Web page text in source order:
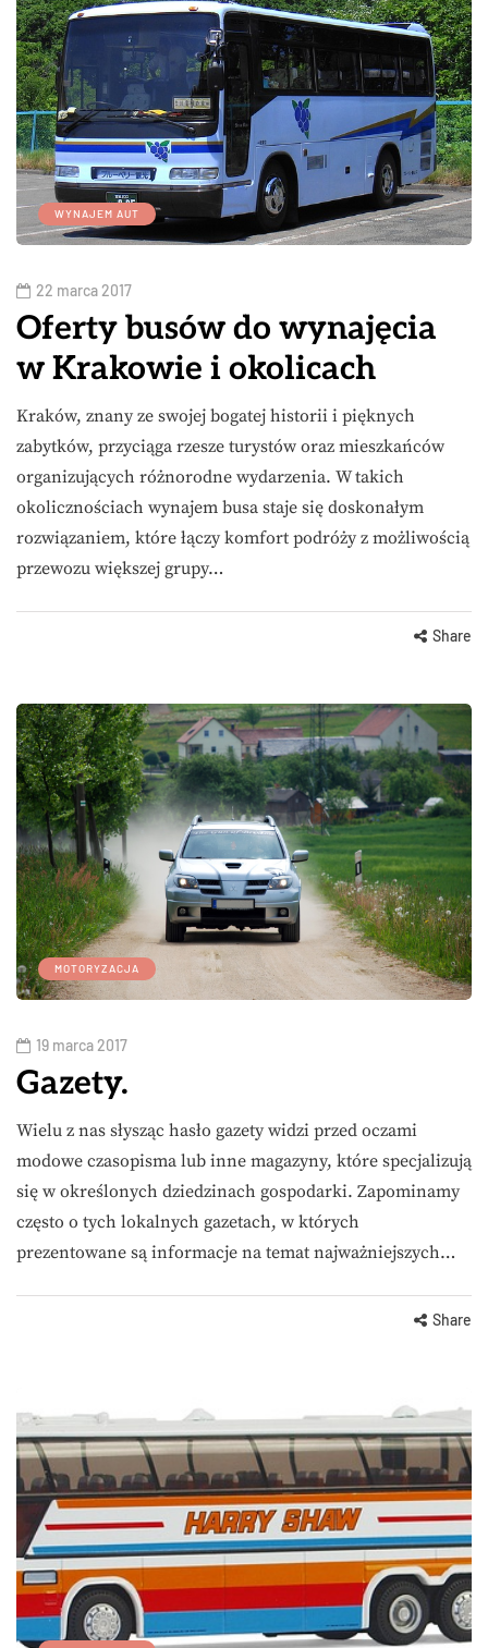
WYNAJEM AUT
22 marca 2017
Oferty busów do wynajęcia
w Krakowie i okolicach
Kraków, znany ze swojej bogatej historii i pięknych
zabytków, przyciąga rzesze turystów oraz mieszkańców
organizujących różnorodne wydarzenia. W takich
okolicznościach wynajem busa staje się doskonałym
rozwiązaniem, które łączy komfort podróży z możliwością
przewozu większej grupy…
Share
MOTORYZACJA
19 marca 2017
Gazety.
Wielu z nas słysząc hasło gazety widzi przed oczami
modowe czasopisma lub inne magazyny, które specjalizują
się w określonych dziedzinach gospodarki. Zapominamy
często o tych lokalnych gazetach, w których
prezentowane są informacje na temat najważniejszych…
Share